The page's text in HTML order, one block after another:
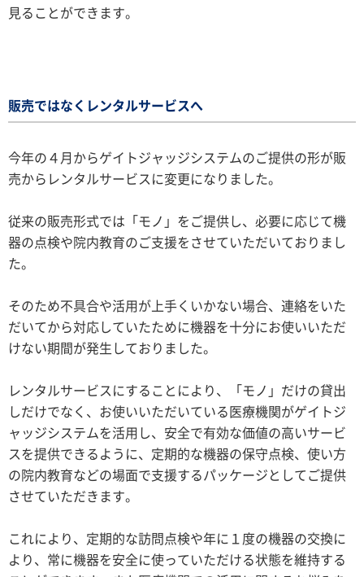
見ることができます。
販売ではなくレンタルサービスへ
今年の４月からゲイトジャッジシステムのご提供の形が販
売からレンタルサービスに変更になりました。
従来の販売形式では「モノ」をご提供し、必要に応じて機
器の点検や院内教育のご支援をさせていただいておりまし
た。
そのため不具合や活用が上手くいかない場合、連絡をいた
だいてから対応していたために機器を十分にお使いいただ
けない期間が発生しておりました。
レンタルサービスにすることにより、「モノ」だけの貸出
しだけでなく、お使いいただいている医療機関がゲイトジ
ャッジシステムを活用し、安全で有効な価値の高いサービ
スを提供できるように、定期的な機器の保守点検、使い方
の院内教育などの場面で支援するパッケージとしてご提供
させていただきます。
これにより、定期的な訪問点検や年に１度の機器の交換に
より、常に機器を安全に使っていただける状態を維持する